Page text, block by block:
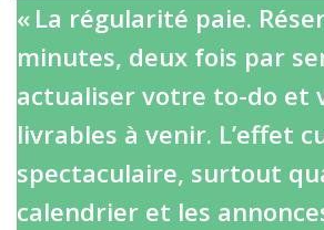
« La régularité paie.
minutes, deux fois par
actualiser votre to-do et
livrables à venir. L’effet
spectaculaire, surtout
calendrier et les